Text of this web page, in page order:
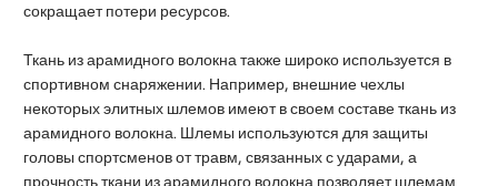
сокращает потери ресурсов.
Ткань из арамидного волокна также широко используется в
спортивном снаряжении. Например, внешние чехлы
некоторых элитных шлемов имеют в своем составе ткань из
арамидного волокна. Шлемы используются для защиты
головы спортсменов от травм, связанных с ударами, а
прочность ткани из арамидного волокна позволяет шлемам